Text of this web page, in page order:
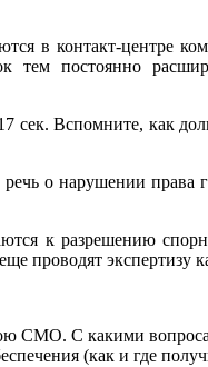
в контакт-центре
тем постоянно
Вспомните, как
речь о нарушении
к разрешению
проводят экспертизу
СМО. С какими
(как и где